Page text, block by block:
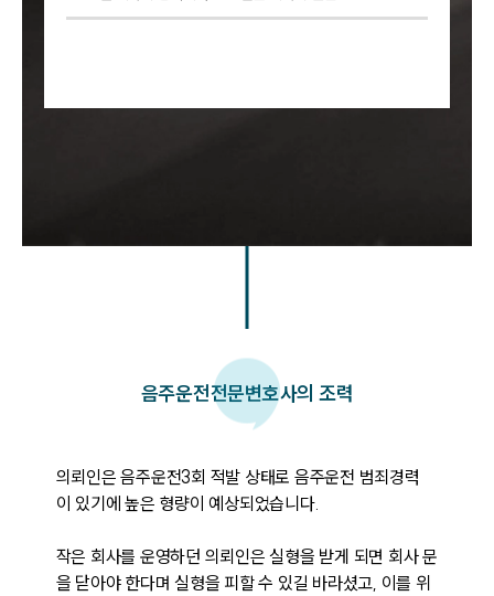
음주운전전문변호사의 조력
의뢰인은 음주운전3회 적발 상태로 음주운전 범죄경력
이 있기에 높은 형량이 예상되었습니다.
작은 회사를 운영하던 의뢰인은 실형을 받게 되면 회사 문
을 닫아야 한다며 실형을 피할 수 있길 바라셨고, 이를 위